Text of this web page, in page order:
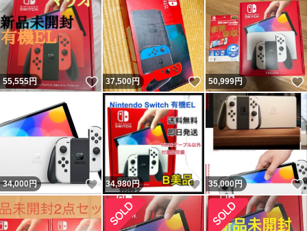
55,555円 いいね！
37,500円 いいね！
50,999円
34,000円 いいね！
34,980円 いいね！
35,000円